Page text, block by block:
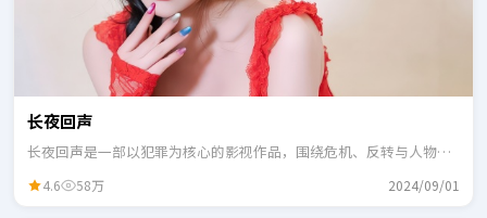
长夜回声
长夜回声是一部以犯罪为核心的影视作品，围绕危机、反转与人物成
4.6 58万 2024/09/01